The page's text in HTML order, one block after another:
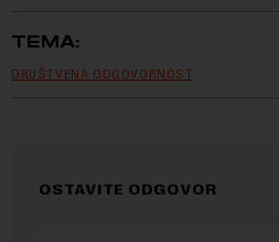
TEMA:
DRUŠTVENA ODGOVORNOST
OSTAVITE ODGOVOR